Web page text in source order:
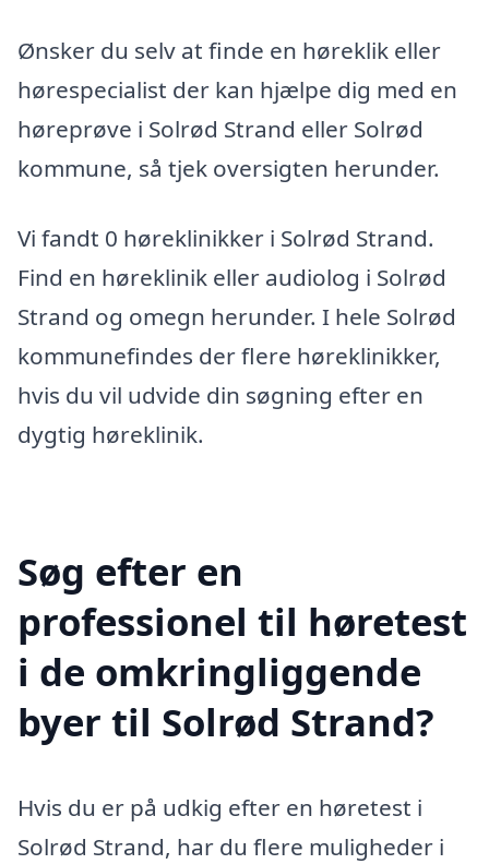
Ønsker du selv at finde en høreklik eller
hørespecialist der kan hjælpe dig med en
høreprøve i Solrød Strand eller Solrød
kommune, så tjek oversigten herunder.
Vi fandt 0 høreklinikker i Solrød Strand.
Find en høreklinik eller audiolog i Solrød
Strand og omegn herunder. I hele Solrød
kommunefindes der flere høreklinikker,
hvis du vil udvide din søgning efter en
dygtig høreklinik.
Søg efter en
professionel til høretest
i de omkringliggende
byer til Solrød Strand?
Hvis du er på udkig efter en høretest i
Solrød Strand, har du flere muligheder i